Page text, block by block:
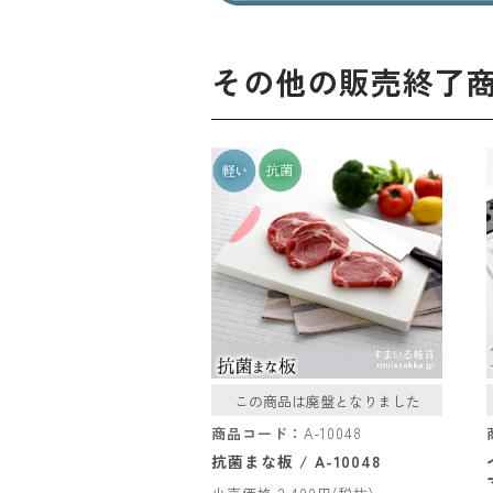
その他の販売終了
この商品は廃盤となりました
商品コード： A-10048
抗菌まな板 / A-10048